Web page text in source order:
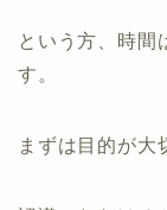
という方、時間
す。
まずは目的が大